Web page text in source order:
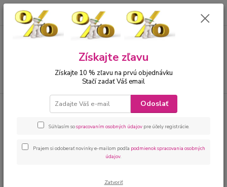
00421 905 612848 za0 €
Kojenecké oblečenie sety
Kojenecká súprava 5 dielna
na krst pre chlapca
Kojenecká súprava 5 dielna na
krst pre chlapca
Získajte zľavu
Získajte 10 % zľavu na prvú objednávku
Stačí zadať Váš email
Odoslať
Súhlasím sospracovaním osobných údajov pre účely registrácie.
Prajem si odoberať novinky e-mailom podľa podmienok spracovania osobných
údajov.
Zatvoriť